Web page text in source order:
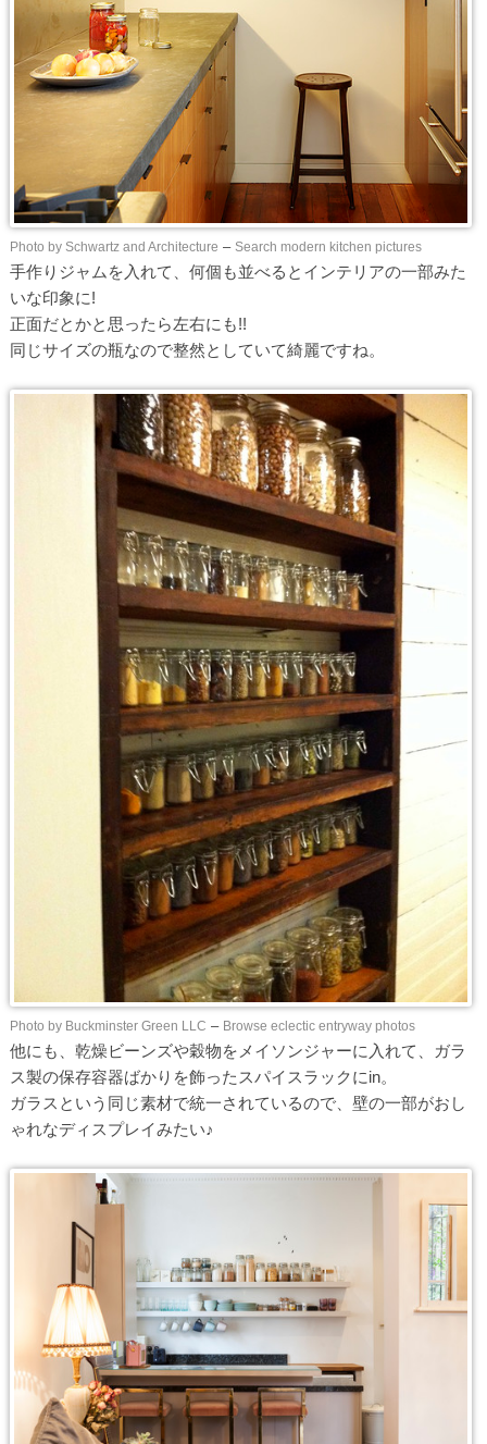
Photo by Schwartz and Architecture – Search modern kitchen pictures
手作りジャムを入れて、何個も並べるとインテリアの一部みた
いな印象に!
正面だとかと思ったら左右にも!!
同じサイズの瓶なので整然としていて綺麗ですね。
Photo by Buckminster Green LLC – Browse eclectic entryway photos
他にも、乾燥ビーンズや穀物をメイソンジャーに入れて、ガラ
ス製の保存容器ばかりを飾ったスパイスラックにin。
ガラスという同じ素材で統一されているので、壁の一部がおし
ゃれなディスプレイみたい♪